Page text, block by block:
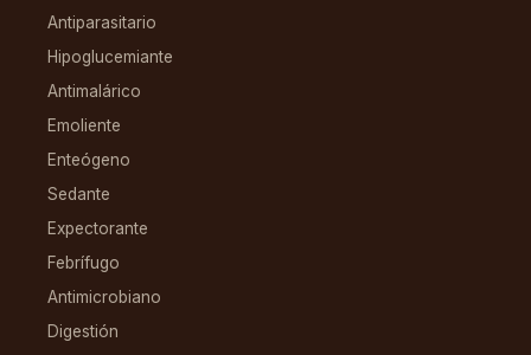
Antiparasitario
Hipoglucemiante
Antimalárico
Emoliente
Enteógeno
Sedante
Expectorante
Febrífugo
Antimicrobiano
Digestión